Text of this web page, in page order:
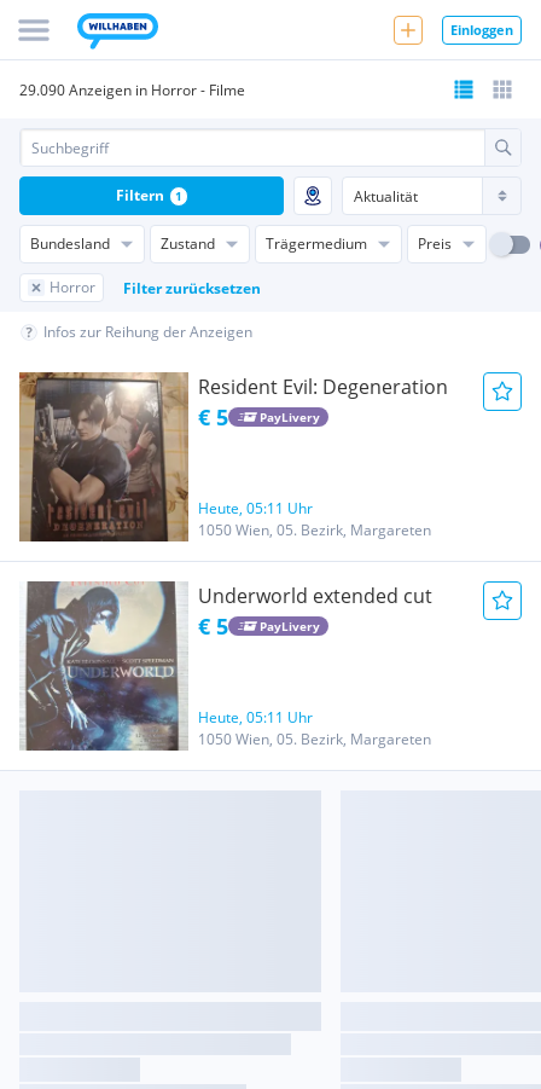
Einloggen
29.090 Anzeigen in Horror - Filme
Bundesland Zustand Trägermedium Preis
Horror Filter zurücksetzen
Filtern 1
Infos zur Reihung der Anzeigen
Resident Evil: Degeneration
€ 5 PayLivery
Heute, 05:11 Uhr
1050 Wien, 05. Bezirk, Margareten
Underworld extended cut
€ 5 PayLivery
Heute, 05:11 Uhr
1050 Wien, 05. Bezirk, Margareten